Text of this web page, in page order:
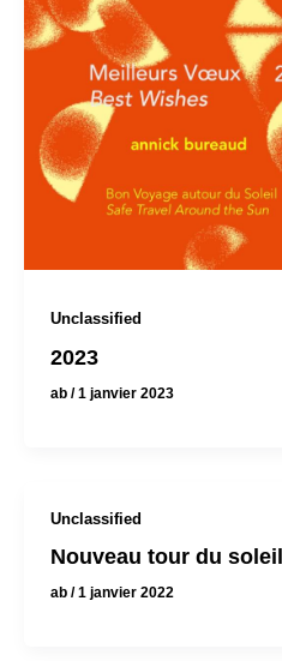
Unclassified
2023
ab /1 janvier 2023
Unclassified
Nouveau tour du
ab /1 janvier 2022